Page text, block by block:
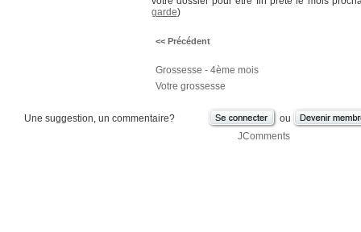
garde)
<< Précédent
Grossesse - 4ème mois
Votre grossesse
Une suggestion, un commentaire?
ou
JComments